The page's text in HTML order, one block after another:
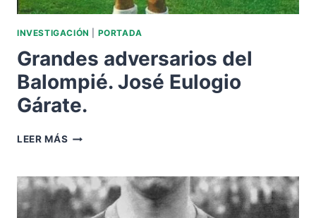
INVESTIGACIÓN PORTADA
Grandes adversarios del
Balompié. José Eulogio
Gárate.
LEER MÁS GRANDES
BALOMPIÉ.
JOSÉ
EULOGIO